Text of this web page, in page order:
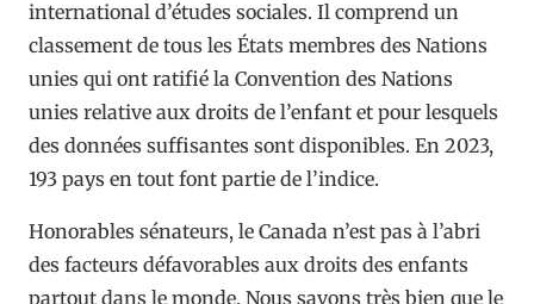
international d’études sociales. Il comprend un
classement de tous les États membres des Nations
unies qui ont ratifié la Convention des Nations
unies relative aux droits de l’enfant et pour lesquels
des données suffisantes sont disponibles. En 2023,
193 pays en tout font partie de l’indice.
Honorables sénateurs, le Canada n’est pas à l’abri
des facteurs défavorables aux droits des enfants
partout dans le monde. Nous savons très bien que le